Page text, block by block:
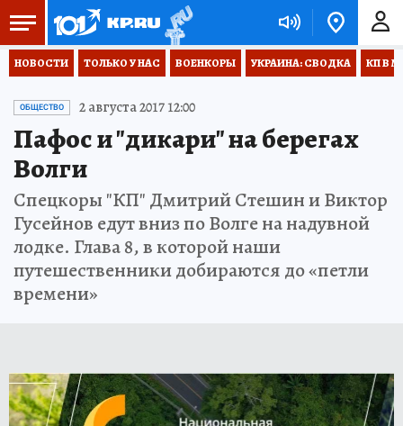
НОВОСТИ ТОЛЬКО У НАС ВОЕНКОРЫ УКРАИНА: СВОДКА КП В
ОБЩЕСТВО 2 августа 2017 12:00
Пафос и "дикари" на берегах
Волги
Спецкоры "КП" Дмитрий Стешин и Виктор
Гусейнов едут вниз по Волге на надувной
лодке. Глава 8, в которой наши
путешественники добираются до «петли
времени»